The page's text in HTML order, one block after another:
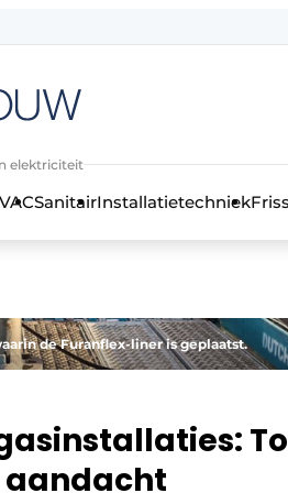
elektriciteit
SanitairInstallatietechniek
de Furanflex-liner is geplaatst.
aandacht